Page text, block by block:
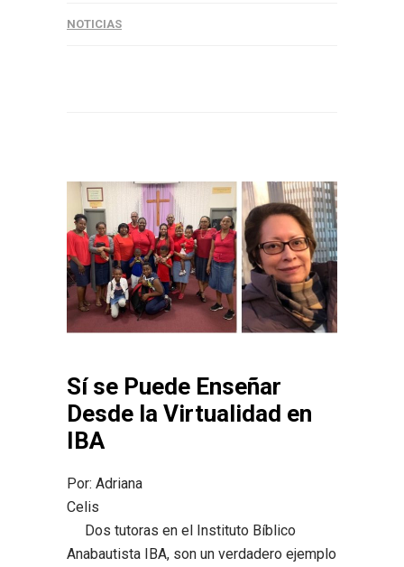
NOTICIAS
Sí se Puede Enseñar
Desde la Virtualidad en
IBA
Por: Adriana
Dos tutoras en el Instituto Bíblico
Anabautista IBA, son un verdadero ejemplo